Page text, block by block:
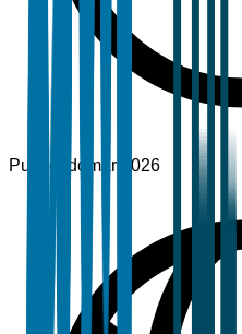
Publicado mar 2026